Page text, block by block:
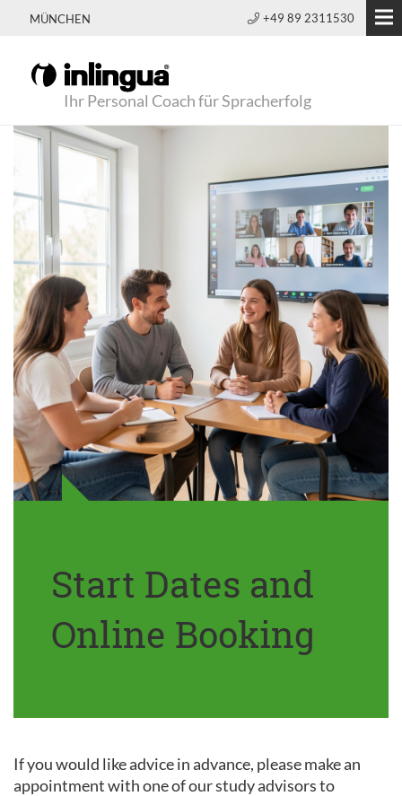
MÜNCHEN +49 89 2311530
Ihr Personal Coach für Spracherfolg
Start Dates and
Online Booking
If you would like advice in advance, please make an
appointment with one of our study advisors to